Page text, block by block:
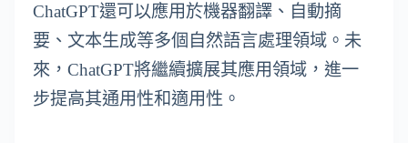
ChatGPT還可以應用於機器翻譯、自動摘
要、文本生成等多個自然語言處理領域。未
來，ChatGPT將繼續擴展其應用領域，進一
步提高其通用性和適用性。